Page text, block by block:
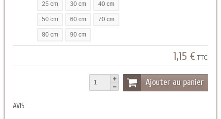
25 cm 30 cm 40 cm
50 cm 60 cm 70 cm
80 cm 90 cm
1,15 € TTC
Ajouter au panier
AVIS